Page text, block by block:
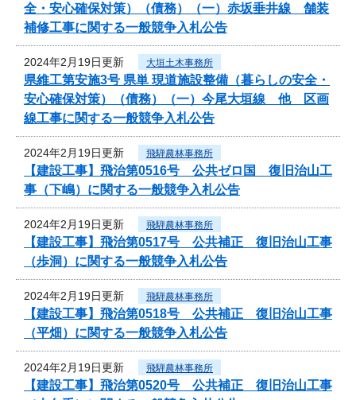
全・安心確保対策）（債務）（一）赤坂垂井線 舗装
補修工事に関する一般競争入札公告
2024年2月19日更新 大垣土木事務所
県維工第安施3号 県単 現道施設整備（暮らしの安全・
安心確保対策）（債務）（一）今尾大垣線 他 区画
線工事に関する一般競争入札公告
2024年2月19日更新 飛騨農林事務所
【建設工事】飛治第0516号 公共ゼロ国 復旧治山工
事（下嶋）に関する一般競争入札公告
2024年2月19日更新 飛騨農林事務所
【建設工事】飛治第0517号 公共補正 復旧治山工事
（歩洞）に関する一般競争入札公告
2024年2月19日更新 飛騨農林事務所
【建設工事】飛治第0518号 公共補正 復旧治山工事
（平畑）に関する一般競争入札公告
2024年2月19日更新 飛騨農林事務所
【建設工事】飛治第0520号 公共補正 復旧治山工事